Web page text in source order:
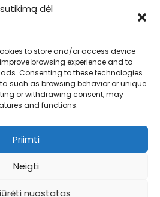
dėl
to store and/or access device
browsing experience and to
Consenting to these technologies
such as browsing behavior or unique
or withdrawing consent, may
and functions.
Priimti
Neigti
nuostatas
© Bodyfoodas.lt 2026